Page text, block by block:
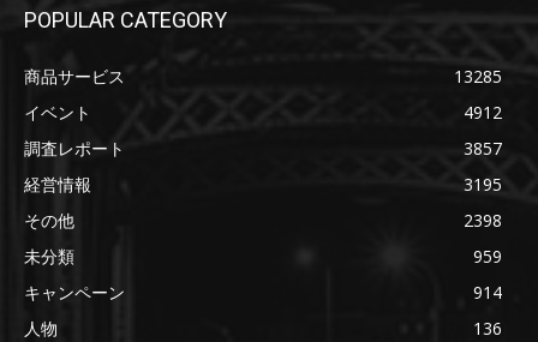
POPULAR CATEGORY
商品サービス
13285
イベント
4912
調査レポート
3857
経営情報
3195
その他
2398
未分類
959
キャンペーン
914
人物
136